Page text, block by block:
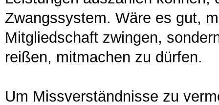
Zwangssystem. Wäre es gut,
Mitgliedschaft zwingen,
reißen, mitmachen zu dürfen.
Um Missverständnisse zu